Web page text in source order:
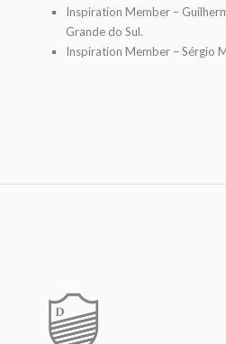
Inspiration Member –
Grande do Sul.
Inspiration Member – Sérgio